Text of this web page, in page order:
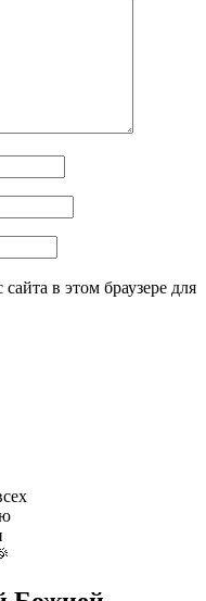
в этом браузере для